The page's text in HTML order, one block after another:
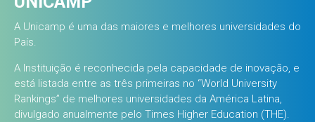
A Unicamp é uma das maiores e melhores universidades do
País.
A Instituição é reconhecida pela capacidade de inovação, e
está listada entre as três primeiras no “World University
Rankings” de melhores universidades da América Latina,
divulgado anualmente pelo Times Higher Education (THE).